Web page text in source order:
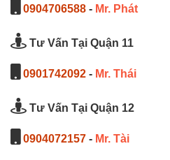
0904706588 - Mr. Phát
Tư Vấn Tại Quận 11
0901742092 - Mr. Thái
Tư Vấn Tại Quận 12
0904072157 - Mr. Tài